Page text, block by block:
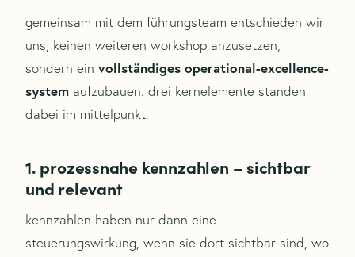
gemeinsam mit dem führungsteam entschieden wir
uns, keinen weiteren workshop anzusetzen,
sondern ein vollständiges operational-excellence-
system aufzubauen. drei kernelemente standen
dabei im mittelpunkt:
1. prozessnahe kennzahlen – sichtbar
und relevant
kennzahlen haben nur dann eine
steuerungswirkung, wenn sie dort sichtbar sind, wo